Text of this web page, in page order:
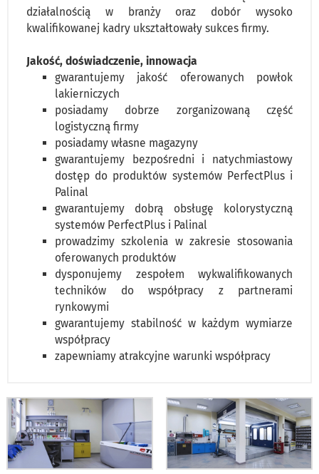
działalnością w branży oraz dobór wysoko
kwalifikowanej kadry ukształtowały sukces firmy.
Jakość, doświadczenie, innowacja
gwarantujemy jakość oferowanych powłok
lakierniczych
posiadamy dobrze zorganizowaną część
logistyczną firmy
posiadamy własne magazyny
gwarantujemy bezpośredni i natychmiastowy
dostęp do produktów systemów PerfectPlus i
Palinal
gwarantujemy dobrą obsługę kolorystyczną
systemów PerfectPlus i Palinal
prowadzimy szkolenia w zakresie stosowania
oferowanych produktów
dysponujemy zespołem wykwalifikowanych
techników do współpracy z partnerami
rynkowymi
gwarantujemy stabilność w każdym wymiarze
współpracy
zapewniamy atrakcyjne warunki współpracy